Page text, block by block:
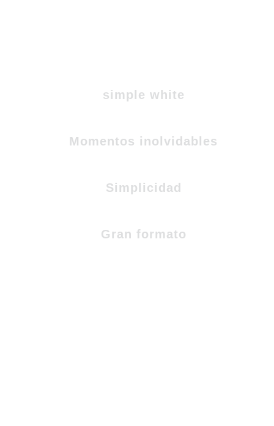
simple white
Momentos inolvidables
Simplicidad
Gran formato